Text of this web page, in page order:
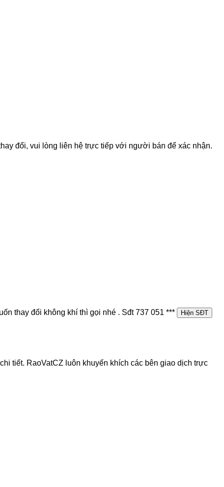
đổi, vui lòng liên hệ trực tiếp với người bán để xác nhận.
thay đổi không khí thì gọi nhé . Sđt 737 051 *** Hiện SĐT
tiết. RaoVatCZ luôn khuyến khích các bên giao dịch trực